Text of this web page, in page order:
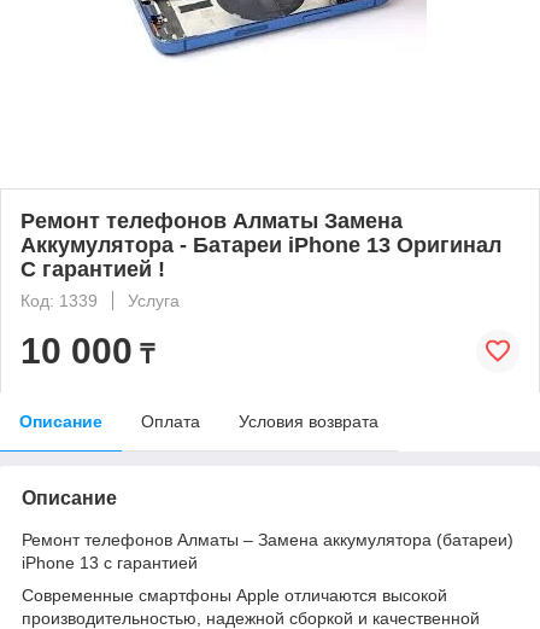
Ремонт телефонов Алматы Замена
Аккумулятора - Батареи iPhone 13 Оригинал
С гарантией !
Код: 1339 Услуга
10 000 ₸
Описание Оплата Условия возврата
Описание
Ремонт телефонов Алматы – Замена аккумулятора (батареи)
iPhone 13 с гарантией
Современные смартфоны Apple отличаются высокой
производительностью, надежной сборкой и качественной